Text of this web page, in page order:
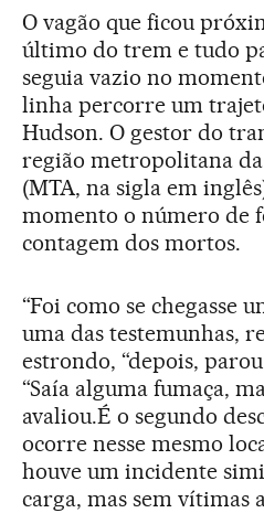
O vagão que ficou
último do trem e tudo
seguia vazio no
linha percorre um
Hudson. O gestor do
região metropolitana
(MTA, na sigla em
momento o número de
contagem dos mortos.
“Foi como se chegasse
uma das testemunhas,
estrondo, “depois,
“Saía alguma fumaça,
avaliou.É o segundo
ocorre nesse mesmo
houve um incidente
carga, mas sem vítimas